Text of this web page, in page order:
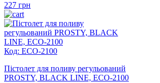
227 грн
Код: ECO-2100
Пістолет для поливу регульований
PROSTY, BLACK LINE, ECO-2100